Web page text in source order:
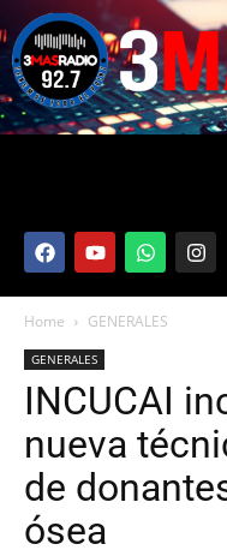
Home GENERALES
GENERALES
INCUCAI
nueva
de
ósea